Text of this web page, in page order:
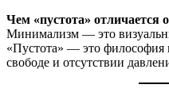
Чем «пустота» отличается
Минимализм — это
«Пустота» — это философия
свободе и отсутствии